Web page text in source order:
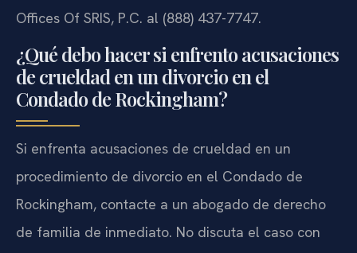
Offices Of SRIS, P.C. al (888) 437-7747.
¿Qué debo hacer si enfrento acusaciones
de crueldad en un divorcio en el
Condado de Rockingham?
Si enfrenta acusaciones de crueldad en un
procedimiento de divorcio en el Condado de
Rockingham, contacte a un abogado de derecho
de familia de inmediato. No discuta el caso con